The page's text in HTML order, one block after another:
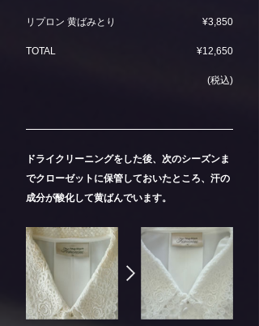
リプロン 黄ばみとり ¥3,850
TOTAL ¥12,650
(税込)
ドライクリーニングをした後、次のシーズンま
でクローゼットに保管しておいたところ、汗の
成分が酸化して黄ばんでいます。